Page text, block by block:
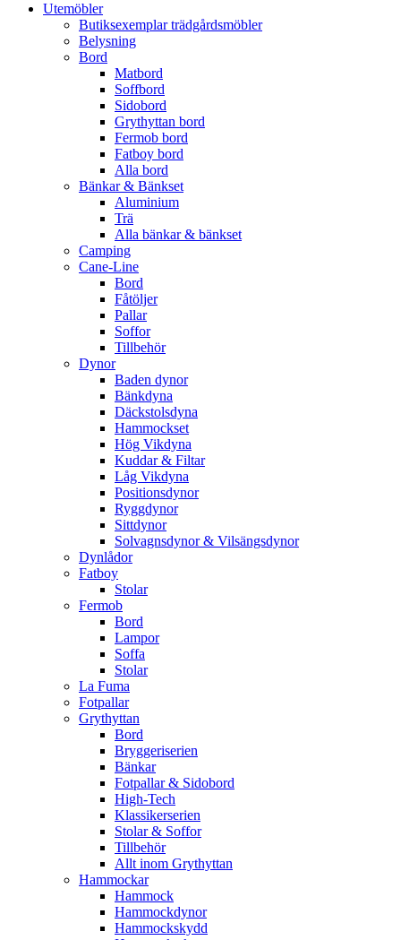
Utemöbler
Butiksexemplar trädgårdsmöbler
Belysning
Bord
Matbord
Soffbord
Sidobord
Grythyttan bord
Fermob bord
Fatboy bord
Alla bord
Bänkar & Bänkset
Aluminium
Trä
Alla bänkar & bänkset
Camping
Cane-Line
Bord
Fåtöljer
Pallar
Soffor
Tillbehör
Dynor
Baden dynor
Bänkdyna
Däckstolsdyna
Hammockset
Hög Vikdyna
Kuddar & Filtar
Låg Vikdyna
Positionsdynor
Ryggdynor
Sittdynor
Solvagnsdynor & Vilsängsdynor
Dynlådor
Fatboy
Stolar
Fermob
Bord
Lampor
Soffa
Stolar
La Fuma
Fotpallar
Grythyttan
Bord
Bryggeriserien
Bänkar
Fotpallar & Sidobord
High-Tech
Klassikerserien
Stolar & Soffor
Tillbehör
Allt inom Grythyttan
Hammockar
Hammock
Hammockdynor
Hammockskydd